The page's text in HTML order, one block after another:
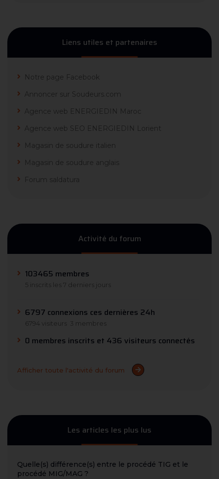
Liens utiles et partenaires
Notre page Facebook
Annoncer sur Soudeurs.com
Agence web ENERGIEDIN Maroc
Agence web SEO ENERGIEDIN Lorient
Magasin de soudure italien
Magasin de soudure anglais
Forum saldatura
Activité du forum
103465 membres
5 inscrits les 7 derniers jours
6797 connexions ces dernières 24h
6794 visiteurs 3 membres
0 membres inscrits et 436 visiteurs connectés
Afficher toute l'activité du forum
Les articles les plus lus
Quelle(s) différence(s) entre le procédé TIG et le
procédé MIG/MAG ?